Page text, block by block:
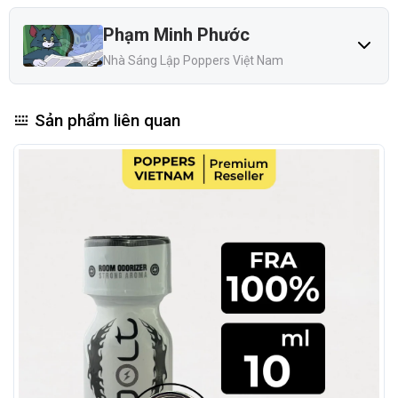
Popper Jolt Eucalyptus: Siêu Phẩm Bạch Đàn Ấm
Từ Pháp
Phạm Minh Phước
Nhà Sáng Lập Poppers Việt Nam
Sản phẩm liên quan